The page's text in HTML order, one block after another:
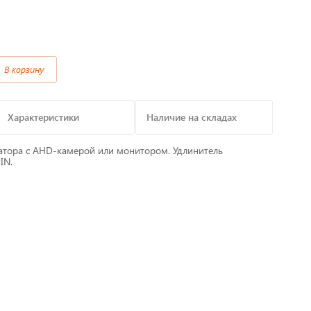
Разъемы, контакты
Изоляционные материалы,гофра
В корзину
Характеристики Наличие на складах
с AHD-камерой или монитором. Удлинитель